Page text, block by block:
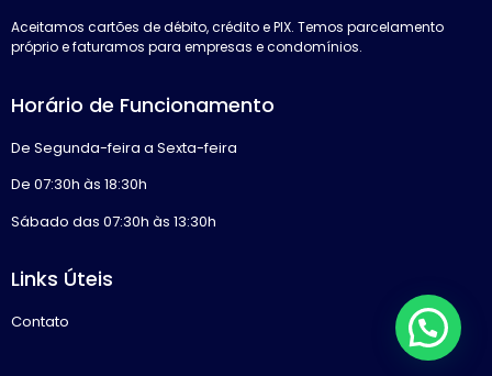
Aceitamos cartões de débito, crédito e PIX. Temos parcelamento
próprio e faturamos para empresas e condomínios.
Horário de Funcionamento
De Segunda-feira a Sexta-feira
De 07:30h às 18:30h
Sábado das 07:30h às 13:30h
Links Úteis
Contato